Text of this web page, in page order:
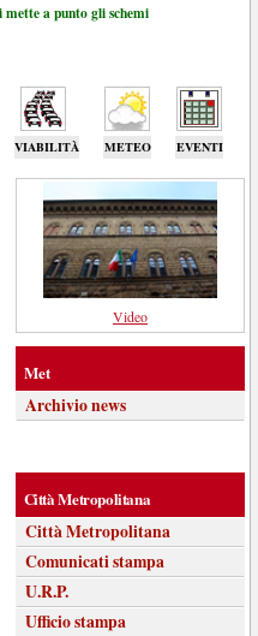
a punto gli schemi
VIABILITÀ METEO EVENTI
Video
Met
Archivio news
Città Metropolitana
Città Metropolitana
Comunicati stampa
U.R.P.
Ufficio stampa